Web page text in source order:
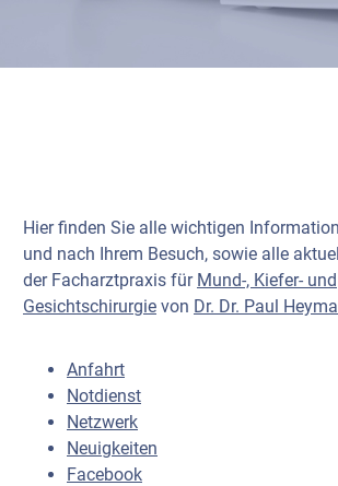
Hier finden Sie alle wichtigen
und nach Ihrem Besuch, sowie alle
der Facharztpraxis für Mund-, Kiefer- und
Gesichtschirurgie von Dr. Dr. Paul
Anfahrt
Notdienst
Netzwerk
Neuigkeiten
Facebook